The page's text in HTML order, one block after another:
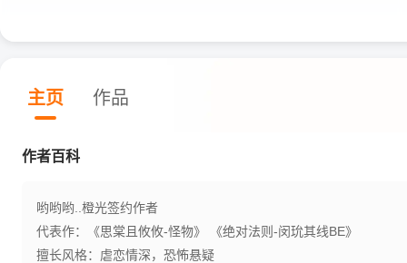
主页 作品
作者百科
哟哟哟..橙光签约作者
代表作：《思棠且攸攸-怪物》 《绝对法则-闵玧其线BE》
擅长风格：虐恋情深，恐怖悬疑